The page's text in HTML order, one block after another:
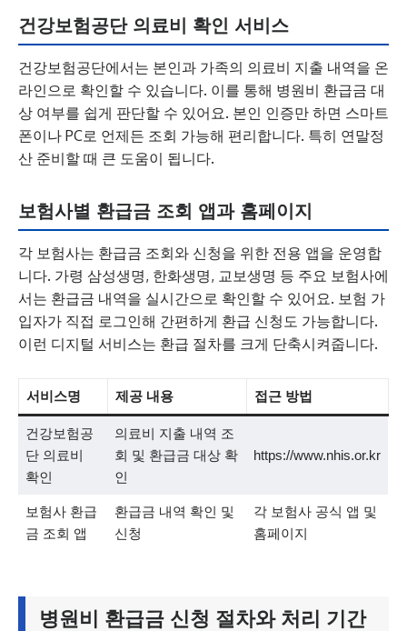
건강보험공단 의료비 확인 서비스
건강보험공단에서는 본인과 가족의 의료비 지출 내역을 온
라인으로 확인할 수 있습니다. 이를 통해 병원비 환급금 대
상 여부를 쉽게 판단할 수 있어요. 본인 인증만 하면 스마트
폰이나 PC로 언제든 조회 가능해 편리합니다. 특히 연말정
산 준비할 때 큰 도움이 됩니다.
보험사별 환급금 조회 앱과 홈페이지
각 보험사는 환급금 조회와 신청을 위한 전용 앱을 운영합
니다. 가령 삼성생명, 한화생명, 교보생명 등 주요 보험사에
서는 환급금 내역을 실시간으로 확인할 수 있어요. 보험 가
입자가 직접 로그인해 간편하게 환급 신청도 가능합니다.
이런 디지털 서비스는 환급 절차를 크게 단축시켜줍니다.
서비스명 제공 내용 접근 방법
건강보험공
단 의료비
확인
의료비 지출 내역 조
회 및 환급금 대상 확
인
https://www.nhis.or.kr
보험사 환급
금 조회 앱
환급금 내역 확인 및
신청
각 보험사 공식 앱 및
홈페이지
병원비 환급금 신청 절차와 처리 기간